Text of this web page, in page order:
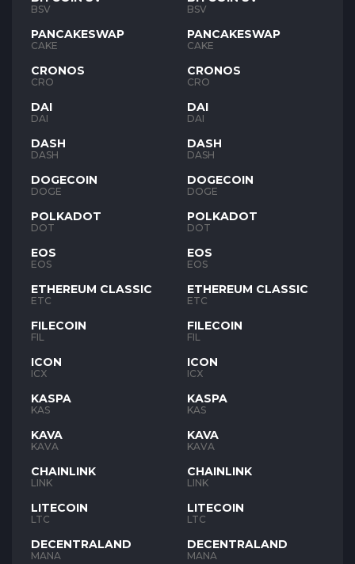
BSV
PANCAKESWAP
CAKE
CRONOS
CRO
DAI
DAI
DASH
DASH
DOGECOIN
DOGE
POLKADOT
DOT
EOS
EOS
ETHEREUM CLASSIC
ETC
FILECOIN
FIL
ICON
ICX
KASPA
KAS
KAVA
KAVA
CHAINLINK
LINK
LITECOIN
LTC
DECENTRALAND
MANA
BSV
PANCAKESWAP
CAKE
CRONOS
CRO
DAI
DAI
DASH
DASH
DOGECOIN
DOGE
POLKADOT
DOT
EOS
EOS
ETHEREUM CLASSIC
ETC
FILECOIN
FIL
ICON
ICX
KASPA
KAS
KAVA
KAVA
CHAINLINK
LINK
LITECOIN
LTC
DECENTRALAND
MANA